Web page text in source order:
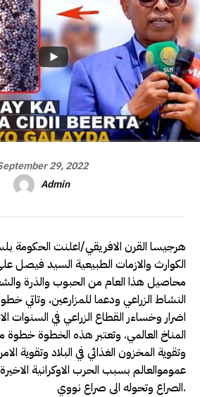
29, 2022
Admin
هرجيسا القرن الافريقي/اعلنت الحكومة
الكوارث والازمات الطبيعية السيد فيصل
محاصيل هذا العام من الحبوب والذرة
النشاط الزراعي ودعما للمزارعين، وتاتي
اضرار وخساءر القطاع الزراعي في السنوات
المناخ العالمي. وتعتبر هذه الخطوة
وتقوية المخزون الغذائي في البلاد وتقوية
عموموالعالم بسبب الحرب الاوكرانية
الصراع وتحوله الى صراع نووي.